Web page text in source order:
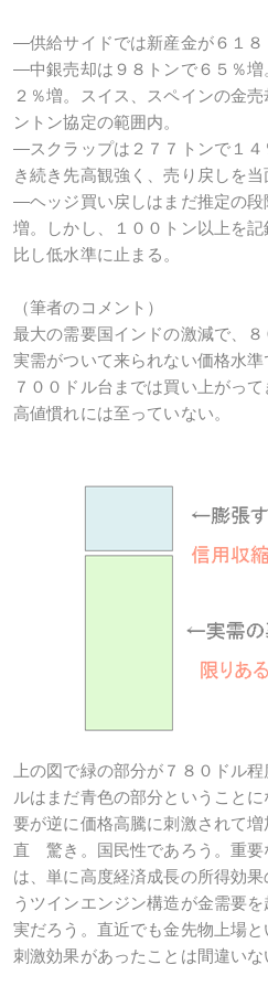
―供給サイドでは新産金が６１８
―中銀売却は９８トンで６５％増
２％増。スイス、スペインの金
ントン協定の範囲内。
―スクラップは２７７トンで１４
き続き先高観強く、売り戻しを当
―ヘッジ買い戻しはまだ推定の段
増。しかし、１００トン以上を
比し低水準に止まる。
（筆者のコメント）
最大の需要国インドの激減で、
実需がついて来られない価格水準
７００ドル台までは買い上がっ
高値慣れには至っていない。
上の図で緑の部分が７８０ドル
ルはまだ青色の部分ということ
要が逆に価格高騰に刺激されて
直 驚き。国民性であろう。重要
は、単に高度経済成長の所得効
うツインエンジン構造が金需要
実だろう。直近でも金先物上場
刺激効果があったことは間違いな